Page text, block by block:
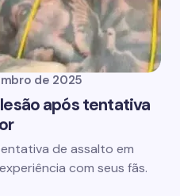
de 2025
após tentativa
de assalto em
com seus fãs.